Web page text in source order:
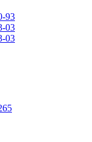
93
03
03